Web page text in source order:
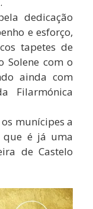
dedicação
e esforço,
tapetes de
Solene com o
ainda com
Filarmónica
munícipes a
que é já uma
de Castelo